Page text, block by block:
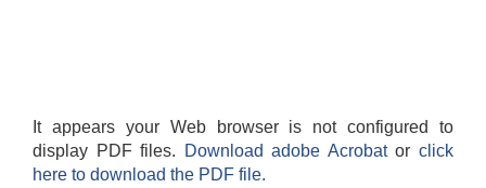
It appears your Web browser is not configured to
display PDF files.
Download adobe Acrobatorclick
here to download the PDF file.